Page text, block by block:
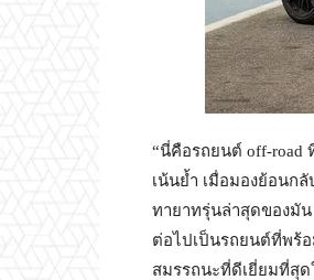
“นี่คือรถยนต์ off-road
เน้นย้ำ เมื่อมองย้อนกลั
ทายาทรุ่นล่าสุดของมั
ต่อไปเป็นรถยนต์ที่พร้
สมรรถนะที่ดีเยี่ยมที่สุ